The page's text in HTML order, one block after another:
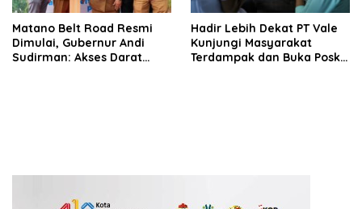
Matano Belt Road Resmi
Dimulai, Gubernur Andi
Sudirman: Akses Darat
Hadir Lebih Dekat PT Vale
Kunjungi Masyarakat
Terdampak dan Buka Posko